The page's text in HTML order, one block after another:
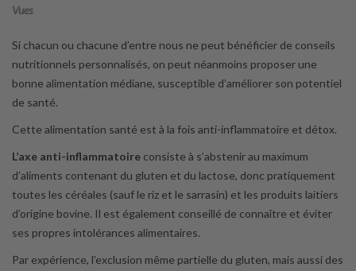
Vues
Si chacun ou chacune d’entre nous ne peut bénéficier de conseils
nutritionnels personnalisés, on peut néanmoins proposer une
bonne alimentation médiane, susceptible d’améliorer son potentiel
de santé.
Cette alimentation santé est à la fois anti-inflammatoire et détox.
L’axe anti-inflammatoire consiste à s’abstenir au maximum
d’aliments contenant du gluten et du lactose, donc pratiquement
toutes les céréales (sauf le riz et le sarrasin) et les produits laitiers
d’origine bovine. Il est également conseillé de connaître et éviter
ses propres intolérances alimentaires.
Par expérience, l’exclusion même partielle du gluten, mais aussi des